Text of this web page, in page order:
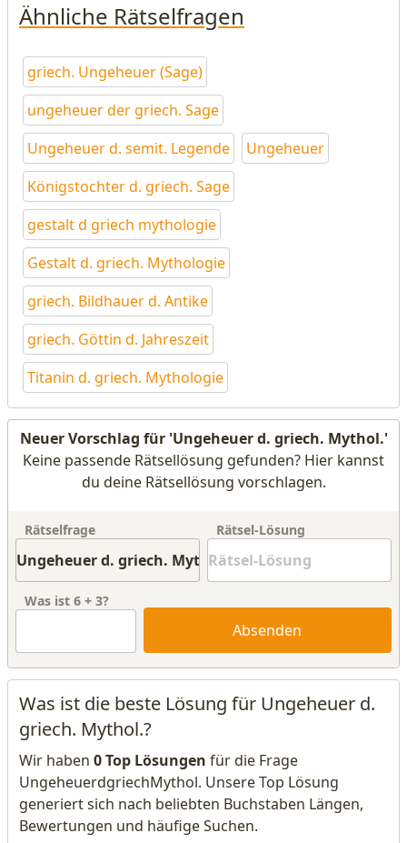
Ähnliche Rätselfragen
griech. Ungeheuer (Sage)
ungeheuer der griech. Sage
Ungeheuer d. semit. Legende
Ungeheuer
Königstochter d. griech. Sage
gestalt d griech mythologie
Gestalt d. griech. Mythologie
griech. Bildhauer d. Antike
griech. Göttin d. Jahreszeit
Titanin d. griech. Mythologie
Neuer Vorschlag für 'Ungeheuer d. griech. Mythol.'
Keine passende Rätsellösung gefunden? Hier kannst
du deine Rätsellösung vorschlagen.
Rätselfrage Rätsel-Lösung
Was ist 6 + 3?
Absenden
Was ist die beste Lösung für Ungeheuer d.
griech. Mythol.?
Wir haben 0 Top Lösungen für die Frage
UngeheuerdgriechMythol. Unsere Top Lösung
generiert sich nach beliebten Buchstaben Längen,
Bewertungen und häufige Suchen.